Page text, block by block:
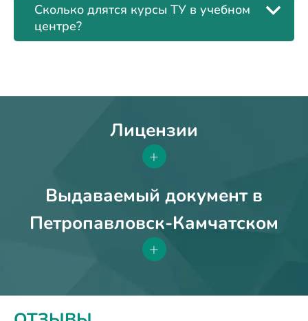
Сколько длятся курсы ТУ в учебном
центре?
Лицензии
+
Выдаваемый документ в
Петропавловск-Камчатском
+